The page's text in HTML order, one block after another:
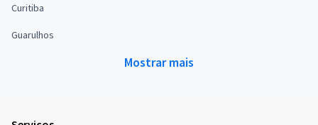
Curitiba
Guarulhos
Mostrar mais